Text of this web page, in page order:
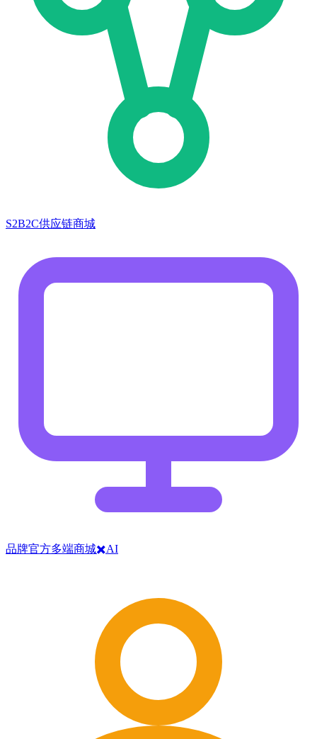
S2B2C供应链商城
品牌官方多端商城✖️AI